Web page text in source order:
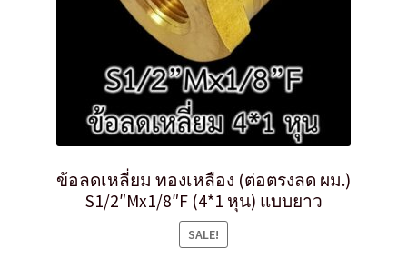
ข้อลดเหลี่ยม ทองเหลือง (ต่อตรงลด ผม.)
S1/2″Mx1/8″F (4*1 หุน) แบบยาว
SALE!